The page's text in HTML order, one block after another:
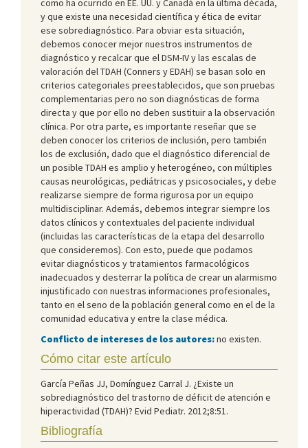
y que existe una necesidad científica y ética de evitar
ese sobrediagnóstico. Para obviar esta situación,
debemos conocer mejor nuestros instrumentos de
diagnóstico y recalcar que el DSM-IV y las escalas de
valoración del TDAH (Conners y EDAH) se basan solo en
criterios categoriales preestablecidos, que son pruebas
complementarias pero no son diagnósticas de forma
directa y que por ello no deben sustituir a la observación
clínica. Por otra parte, es importante reseñar que se
deben conocer los criterios de inclusión, pero también
los de exclusión, dado que el diagnóstico diferencial de
un posible TDAH es amplio y heterogéneo, con múltiples
causas neurológicas, pediátricas y psicosociales, y debe
realizarse siempre de forma rigurosa por un equipo
multidisciplinar. Además, debemos integrar siempre los
datos clínicos y contextuales del paciente individual
(incluidas las características de la etapa del desarrollo
que consideremos). Con esto, puede que podamos
evitar diagnósticos y tratamientos farmacológicos
inadecuados y desterrar la política de crear un alarmismo
injustificado con nuestras informaciones profesionales,
tanto en el seno de la población general como en el de la
comunidad educativa y entre la clase médica.
Conflicto de intereses de los autores:no existen.
Cómo citar este artículo
García Peñas JJ, Domínguez Carral J. ¿Existe un
sobrediagnóstico del trastorno de déficit de atención e
hiperactividad (TDAH)? Evid Pediatr. 2012;8:51.
Bibliografía